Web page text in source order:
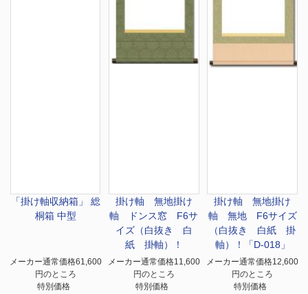
「掛け軸収納箱」 総
桐箱 中型
メーカー通常価格61,600
円のところ
特別価格
掛け軸 無地掛け
軸 ドンス窓 F6サ
イズ（白抜き 白
紙 掛軸）！
メーカー通常価格11,600
円のところ
特別価格
掛け軸 無地掛け
軸 無地 F6サイズ
（白抜き 白紙 掛
軸）！「D-018」
メーカー通常価格12,600
円のところ
特別価格